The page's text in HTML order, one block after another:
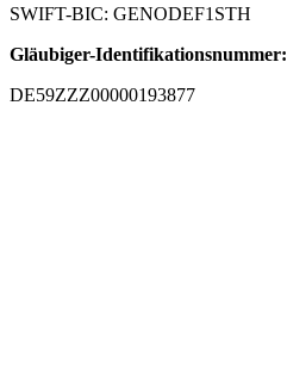
SWIFT-BIC: GENODEF1STH
Gläubiger-Identifikationsnummer:
DE59ZZZ00000193877